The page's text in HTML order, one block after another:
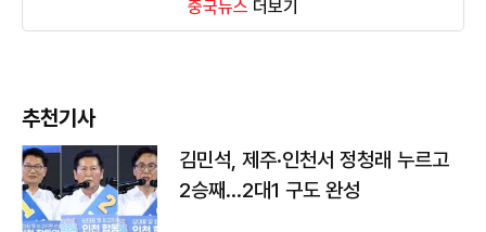
중국뉴스 더보기
추천기사
김민석, 제주·인천서 정청래 누르고
2승째…2대1 구도 완성